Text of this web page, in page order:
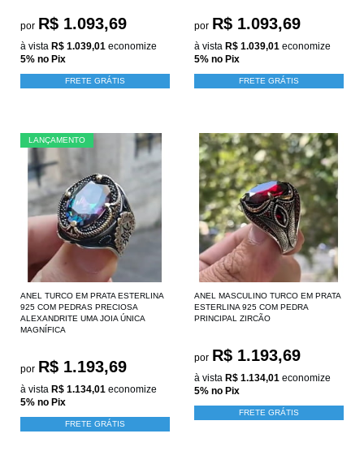
por R$ 1.093,69
à vista R$ 1.039,01 economize
5% no Pix
FRETE GRÁTIS
por R$ 1.093,69
à vista R$ 1.039,01 economize
5% no Pix
FRETE GRÁTIS
LANÇAMENTO
ANEL TURCO EM PRATA ESTERLINA
925 COM PEDRAS PRECIOSA
ALEXANDRITE UMA JOIA ÚNICA
MAGNÍFICA
por R$ 1.193,69
à vista R$ 1.134,01 economize
5% no Pix
FRETE GRÁTIS
ANEL MASCULINO TURCO EM PRATA
ESTERLINA 925 COM PEDRA
PRINCIPAL ZIRCÃO
por R$ 1.193,69
à vista R$ 1.134,01 economize
5% no Pix
FRETE GRÁTIS